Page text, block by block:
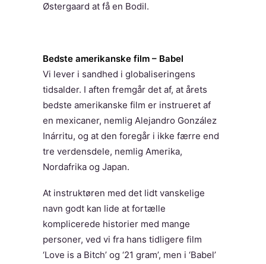
Østergaard at få en Bodil.
Bedste amerikanske film – Babel
Vi lever i sandhed i globaliseringens
tidsalder. I aften fremgår det af, at årets
bedste amerikanske film er instrueret af
en mexicaner, nemlig Alejandro González
Inárritu, og at den foregår i ikke færre end
tre verdensdele, nemlig Amerika,
Nordafrika og Japan.
At instruktøren med det lidt vanskelige
navn godt kan lide at fortælle
komplicerede historier med mange
personer, ved vi fra hans tidligere film
‘Love is a Bitch’ og ‘21 gram’, men i ‘Babel’